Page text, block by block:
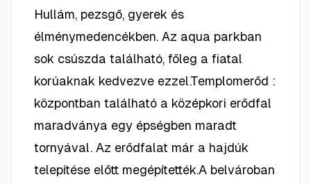
Hullám, pezsgő, gyerek és
élménymedencékben. Az aqua parkban
sok csúszda található, főleg a fiatal
korúaknak kedvezve ezzel.Templomerőd :
központban található a középkori erődfal
maradványa egy épségben maradt
tornyával. Az erődfalat már a hajdúk
telepítése előtt megépítették.A belvároban